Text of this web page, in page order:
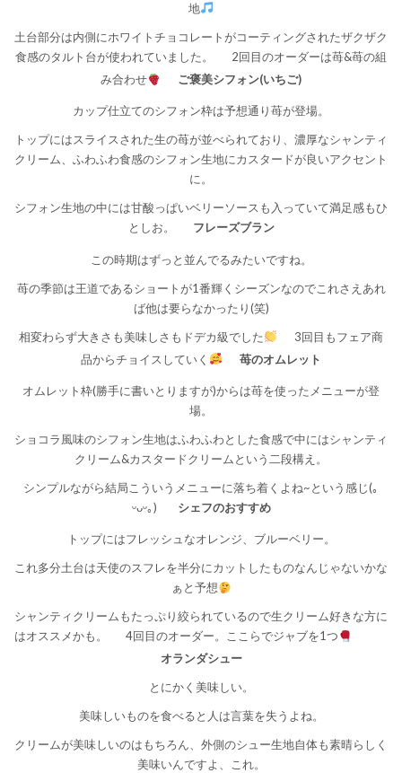
地
土台部分は内側にホワイトチョコレートがコーティングされたザクザク
食感のタルト台が使われていました。
2回目のオーダーは苺&苺の組
み合わせ
ご褒美シフォン(いちご)
カップ仕立てのシフォン枠は予想通り苺が登場。
トップにはスライスされた生の苺が並べられており、濃厚なシャンティ
クリーム、ふわふわ食感のシフォン生地にカスタードが良いアクセント
に。
シフォン生地の中には甘酸っぱいベリーソースも入っていて満足感もひ
としお。
フレーズブラン
この時期はずっと並んでるみたいですね。
苺の季節は王道であるショートが1番輝くシーズンなのでこれさえあれ
ば他は要らなかったり(笑)
相変わらず大きさも美味しさもドデカ級でした
3回目もフェア商
品からチョイスしていく
苺のオムレット
オムレット枠(勝手に書いとりますが)からは苺を使ったメニューが登
場。
ショコラ風味のシフォン生地はふわふわとした食感で中にはシャンティ
クリーム&カスタードクリームという二段構え。
シンプルながら結局こういうメニューに落ち着くよね~という感じ‎(｡
ᵕᴗᵕ｡) ‎
シェフのおすすめ
トップにはフレッシュなオレンジ、ブルーベリー。
これ多分土台は天使のスフレを半分にカットしたものなんじゃないかな
ぁと予想
シャンティクリームもたっぷり絞られているので生クリーム好きな方に
はオススメかも。
4回目のオーダー。ここらでジャブを1つ
オランダシュー
とにかく美味しい。
美味しいものを食べると人は言葉を失うよね。
クリームが美味しいのはもちろん、外側のシュー生地自体も素晴らしく
美味いんですよ、これ。